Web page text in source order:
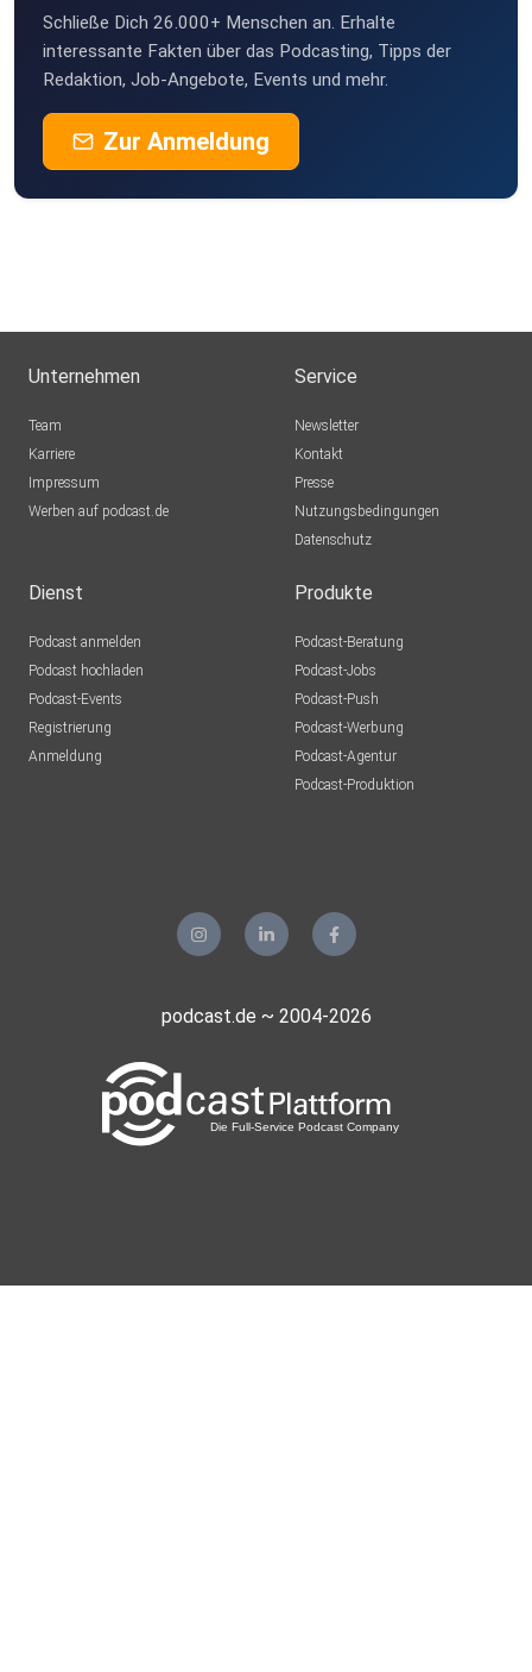
Schließe Dich 26.000+ Menschen an. Erhalte
interessante Fakten über das Podcasting, Tipps der
Redaktion, Job-Angebote, Events und mehr.
Zur Anmeldung
Unternehmen
Team
Karriere
Impressum
Werben auf podcast.de
Service
Newsletter
Kontakt
Presse
Nutzungsbedingungen
Datenschutz
Dienst
Podcast anmelden
Podcast hochladen
Podcast-Events
Registrierung
Anmeldung
Produkte
Podcast-Beratung
Podcast-Jobs
Podcast-Push
Podcast-Werbung
Podcast-Agentur
Podcast-Produktion
podcast.de ~ 2004-2026